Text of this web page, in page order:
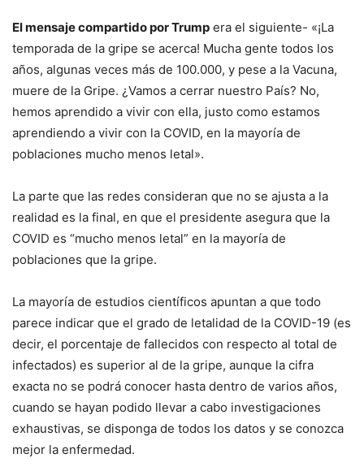
El mensaje compartido por Trump era el siguiente- «¡La
temporada de la gripe se acerca! Mucha gente todos los
años, algunas veces más de 100.000, y pese a la Vacuna,
muere de la Gripe. ¿Vamos a cerrar nuestro País? No,
hemos aprendido a vivir con ella, justo como estamos
aprendiendo a vivir con la COVID, en la mayoría de
poblaciones mucho menos letal».
La parte que las redes consideran que no se ajusta a la
realidad es la final, en que el presidente asegura que la
COVID es “mucho menos letal” en la mayoría de
poblaciones que la gripe.
La mayoría de estudios científicos apuntan a que todo
parece indicar que el grado de letalidad de la COVID-19 (es
decir, el porcentaje de fallecidos con respecto al total de
infectados) es superior al de la gripe, aunque la cifra
exacta no se podrá conocer hasta dentro de varios años,
cuando se hayan podido llevar a cabo investigaciones
exhaustivas, se disponga de todos los datos y se conozca
mejor la enfermedad.